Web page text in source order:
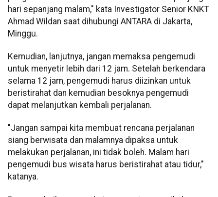
hari sepanjang malam," kata Investigator Senior KNKT
Ahmad Wildan saat dihubungi ANTARA di Jakarta,
Minggu.
Kemudian, lanjutnya, jangan memaksa pengemudi
untuk menyetir lebih dari 12 jam. Setelah berkendara
selama 12 jam, pengemudi harus diizinkan untuk
beristirahat dan kemudian besoknya pengemudi
dapat melanjutkan kembali perjalanan.
"Jangan sampai kita membuat rencana perjalanan
siang berwisata dan malamnya dipaksa untuk
melakukan perjalanan, ini tidak boleh. Malam hari
pengemudi bus wisata harus beristirahat atau tidur,"
katanya.